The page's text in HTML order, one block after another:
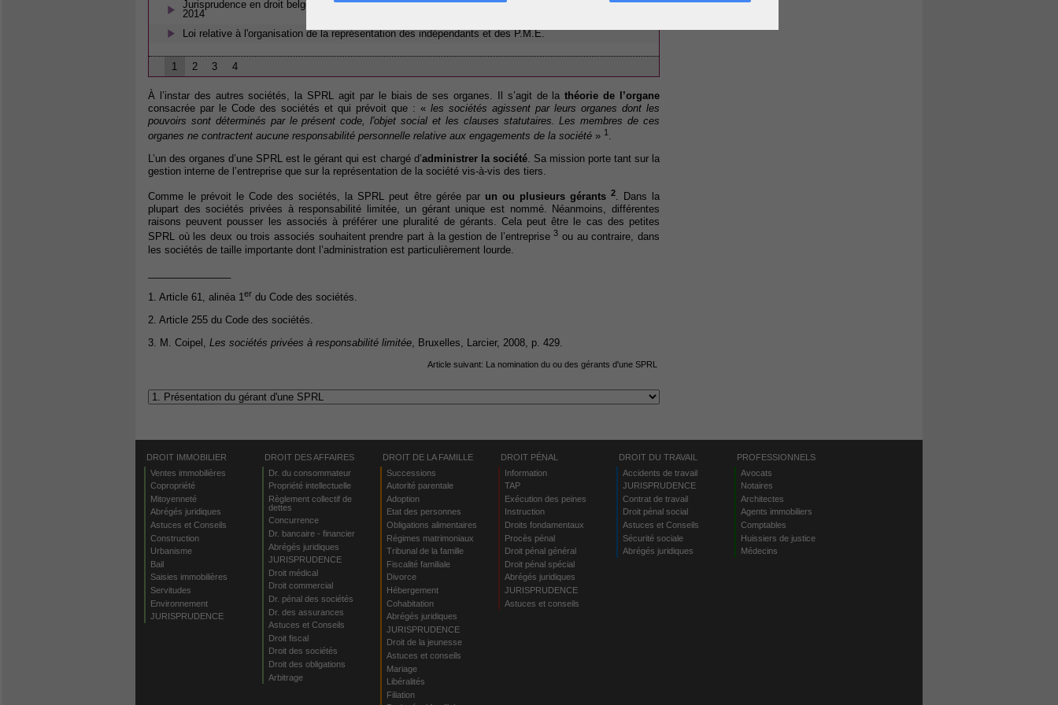
Jurisprudence en droit belge - Droit des affaires – Faillite - Cour de cassation : Décision du 28 mars
2014
Loi relative à l'organisation de la représentation des indépendants et des P.M.E.
1 2 3 4
À l’instar des autres sociétés, la SPRL agit par le biais de ses organes. Il s’agit de lathéorie de l’organe
consacrée par le Code des sociétés et qui prévoit que : « les sociétés agissent par leurs organes dont les
pouvoirs sont déterminés par le présent code, l'objet social et les clauses statutaires. Les membres de ces
organes ne contractent aucune responsabilité personnelle relative aux engagements de la société » 1 .
L’un des organes d’une SPRL est le gérant qui est chargé d’administrer la société. Sa mission porte tant sur la
gestion interne de l’entreprise que sur la représentation de la société vis-à-vis des tiers.
Comme le prévoit le Code des sociétés, la SPRL peut être gérée par un ou plusieurs gérants 2. Dans la
plupart des sociétés privées à responsabilité limitée, un gérant unique est nommé. Néanmoins, différentes
raisons peuvent pousser les associés à préférer une pluralité de gérants. Cela peut être le cas des petites
SPRL où les deux ou trois associés souhaitent prendre part à la gestion de l’entreprise3 ou au contraire, dans
les sociétés de taille importante dont l’administration est particulièrement lourde.
1. Article 61, alinéa 1er du Code des sociétés.
2. Article 255 du Code des sociétés.
3. M. Coipel, Les sociétés privées à responsabilité limitée, Bruxelles, Larcier, 2008, p. 429.
Article suivant: La nomination du ou des gérants d'une SPRL
DROIT IMMOBILIER
Ventes immobilières
Copropriété
Mitoyenneté
Abrégés juridiques
Astuces et Conseils
Construction
Urbanisme
Bail
Saisies immobilières
Servitudes
Environnement
JURISPRUDENCE
DROIT DES AFFAIRES
Dr. du consommateur
Propriété intellectuelle
Règlement collectif de
dettes
Concurrence
Dr. bancaire - financier
Abrégés juridiques
JURISPRUDENCE
Droit médical
Droit commercial
Dr. pénal des sociétés
Dr. des assurances
Astuces et Conseils
Droit fiscal
Droit des sociétés
Droit des obligations
Arbitrage
DROIT DE LA FAMILLE
Successions
Autorité parentale
Adoption
Etat des personnes
Obligations alimentaires
Régimes matrimoniaux
Tribunal de la famille
Fiscalité familiale
Divorce
Hébergement
Cohabitation
Abrégés juridiques
JURISPRUDENCE
Droit de la jeunesse
Astuces et conseils
Mariage
Libéralités
Filiation
DROIT PÉNAL
Information
TAP
Exécution des peines
Instruction
Droits fondamentaux
Procès pénal
Droit pénal général
Droit pénal spécial
Abrégés juridiques
JURISPRUDENCE
Astuces et conseils
DROIT DU TRAVAIL
Accidents de travail
JURISPRUDENCE
Contrat de travail
Droit pénal social
Astuces et Conseils
Sécurité sociale
Abrégés juridiques
PROFESSIONNELS
Avocats
Notaires
Architectes
Agents immobiliers
Comptables
Huissiers de justice
Médecins